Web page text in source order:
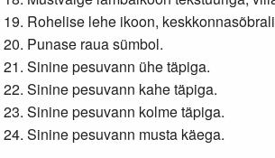
Rohelise lehe ikoon,
Punase raua sümbol.
Sinine pesuvann ühe täpiga.
Sinine pesuvann kahe täpiga.
Sinine pesuvann kolme täpiga.
Sinine pesuvann musta käega.